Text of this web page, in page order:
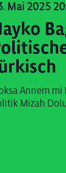
Mai 2025
Annem mi
Mizah